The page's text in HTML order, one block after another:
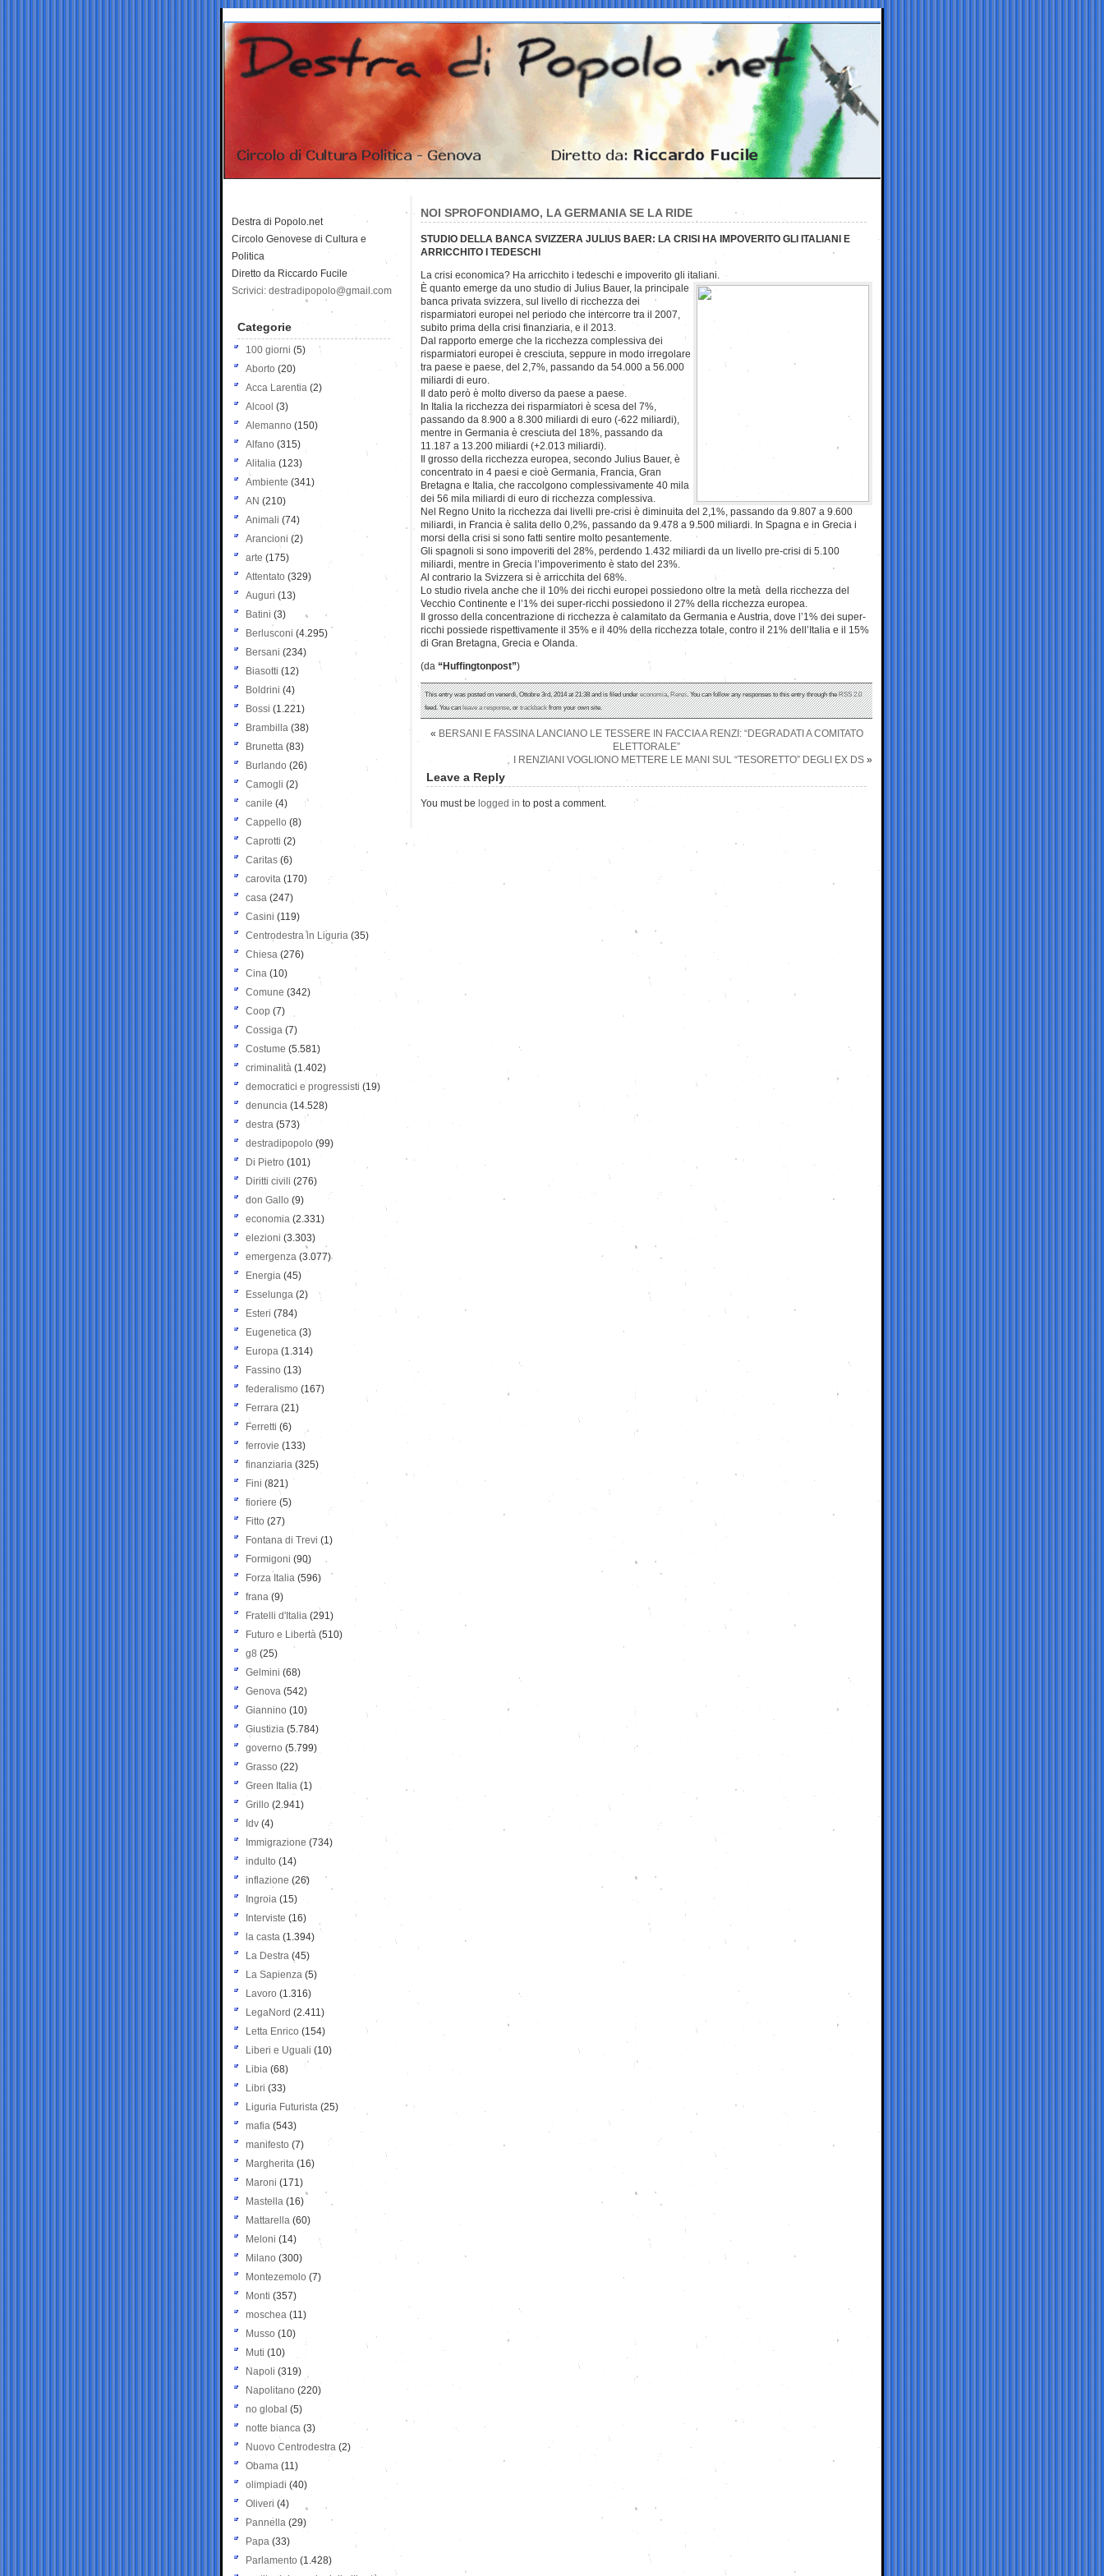
NOI SPROFONDIAMO, LA GERMANIA SE LA RIDE
STUDIO DELLA BANCA SVIZZERA JULIUS BAER: LA CRISI HA IMPOVERITO GLI ITALIANI E
ARRICCHITO I TEDESCHI
La crisi economica? Ha arricchito i tedeschi e impoverito gli italiani.
È quanto emerge da uno studio di Julius Bauer, la principale
banca privata svizzera, sul livello di ricchezza dei
risparmiatori europei nel periodo che intercorre tra il 2007,
subito prima della crisi finanziaria, e il 2013.
Dal rapporto emerge che la ricchezza complessiva dei
risparmiatori europei è cresciuta, seppure in modo irregolare
tra paese e paese, del 2,7%, passando da 54.000 a 56.000
miliardi di euro.
Il dato però è molto diverso da paese a paese.
In Italia la ricchezza dei risparmiatori è scesa del 7%,
passando da 8.900 a 8.300 miliardi di euro (-622 miliardi),
mentre in Germania è cresciuta del 18%, passando da
11.187 a 13.200 miliardi (+2.013 miliardi).
Il grosso della ricchezza europea, secondo Julius Bauer, è
concentrato in 4 paesi e cioè Germania, Francia, Gran
Bretagna e Italia, che raccolgono complessivamente 40 mila
dei 56 mila miliardi di euro di ricchezza complessiva.
Nel Regno Unito la ricchezza dai livelli pre-crisi è diminuita del 2,1%, passando da 9.807 a 9.600
miliardi, in Francia è salita dello 0,2%, passando da 9.478 a 9.500 miliardi. In Spagna e in Grecia i
morsi della crisi si sono fatti sentire molto pesantemente.
Gli spagnoli si sono impoveriti del 28%, perdendo 1.432 miliardi da un livello pre-crisi di 5.100
miliardi, mentre in Grecia l’impoverimento è stato del 23%.
Al contrario la Svizzera si è arricchita del 68%.
Lo studio rivela anche che il 10% dei ricchi europei possiedono oltre la metà della ricchezza del
Vecchio Continente e l’1% dei super-ricchi possiedono il 27% della ricchezza europea.
Il grosso della concentrazione di ricchezza è calamitato da Germania e Austria, dove l’1% dei super-
ricchi possiede rispettivamente il 35% e il 40% della ricchezza totale, contro il 21% dell’Italia e il 15%
di Gran Bretagna, Grecia e Olanda.
(da “Huffingtonpost”)
This entry was posted on venerdì, Ottobre 3rd, 2014 at 21:38 and is filed undereconomia,Renzi. You can follow any responses to this entry through theRSS 2.0
feed. You canleave a response, ortrackbackfrom your own site.
« BERSANI E FASSINA LANCIANO LE TESSERE IN FACCIA A RENZI: “DEGRADATI A COMITATO
ELETTORALE”
I RENZIANI VOGLIONO METTERE LE MANI SUL “TESORETTO” DEGLI EX DS »
Leave a Reply
You must be logged in to post a comment.
Destra di Popolo.net
Circolo Genovese di Cultura e
Politica
Diretto da Riccardo Fucile
Scrivici: destradipopolo@gmail.com
Categorie
100 giorni (5)
Aborto (20)
Acca Larentia (2)
Alcool (3)
Alemanno (150)
Alfano (315)
Alitalia (123)
Ambiente (341)
AN (210)
Animali (74)
Arancioni (2)
arte (175)
Attentato (329)
Auguri (13)
Batini (3)
Berlusconi (4.295)
Bersani (234)
Biasotti (12)
Boldrini (4)
Bossi (1.221)
Brambilla (38)
Brunetta (83)
Burlando (26)
Camogli (2)
canile (4)
Cappello (8)
Caprotti (2)
Caritas (6)
carovita (170)
casa (247)
Casini (119)
Centrodestra in Liguria (35)
Chiesa (276)
Cina (10)
Comune (342)
Coop (7)
Cossiga (7)
Costume (5.581)
criminalità (1.402)
democratici e progressisti (19)
denuncia (14.528)
destra (573)
destradipopolo (99)
Di Pietro (101)
Diritti civili (276)
don Gallo (9)
economia (2.331)
elezioni (3.303)
emergenza (3.077)
Energia (45)
Esselunga (2)
Esteri (784)
Eugenetica (3)
Europa (1.314)
Fassino (13)
federalismo (167)
Ferrara (21)
Ferretti (6)
ferrovie (133)
finanziaria (325)
Fini (821)
fioriere (5)
Fitto (27)
Fontana di Trevi (1)
Formigoni (90)
Forza Italia (596)
frana (9)
Fratelli d'Italia (291)
Futuro e Libertà (510)
g8 (25)
Gelmini (68)
Genova (542)
Giannino (10)
Giustizia (5.784)
governo (5.799)
Grasso (22)
Green Italia (1)
Grillo (2.941)
Idv (4)
Immigrazione (734)
indulto (14)
inflazione (26)
Ingroia (15)
Interviste (16)
la casta (1.394)
La Destra (45)
La Sapienza (5)
Lavoro (1.316)
LegaNord (2.411)
Letta Enrico (154)
Liberi e Uguali (10)
Libia (68)
Libri (33)
Liguria Futurista (25)
mafia (543)
manifesto (7)
Margherita (16)
Maroni (171)
Mastella (16)
Mattarella (60)
Meloni (14)
Milano (300)
Montezemolo (7)
Monti (357)
moschea (11)
Musso (10)
Muti (10)
Napoli (319)
Napolitano (220)
no global (5)
notte bianca (3)
Nuovo Centrodestra (2)
Obama (11)
olimpiadi (40)
Oliveri (4)
Pannella (29)
Papa (33)
Parlamento (1.428)